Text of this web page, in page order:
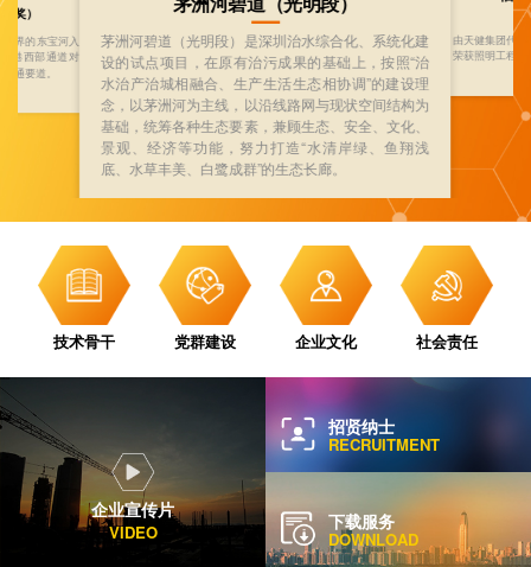
奖）
界的东宝河入
港西部通道对
通要道。
茅洲河碧道（光明段）是深圳治水综合化、系统化建
设的试点项目，在原有治污成果的基础上，按照“治
水治产治城相融合、生产生活生态相协调”的建设理
念，以茅洲河为主线，以沿线路网与现状空间结构为
基础，统筹各种生态要素，兼顾生态、安全、文化、
景观、经济等功能，努力打造“水清岸绿、鱼翔浅
底、水草丰美、白鹭成群”的生态长廊。
（
由天健集团代
荣获照明工程设
技术骨干 党群建设 企业文化 社会责任
企业宣传片
VIDEO
招贤纳士
RECRUITMENT
下载服务
DOWNLOAD